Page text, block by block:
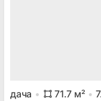
дача 71.7 м²